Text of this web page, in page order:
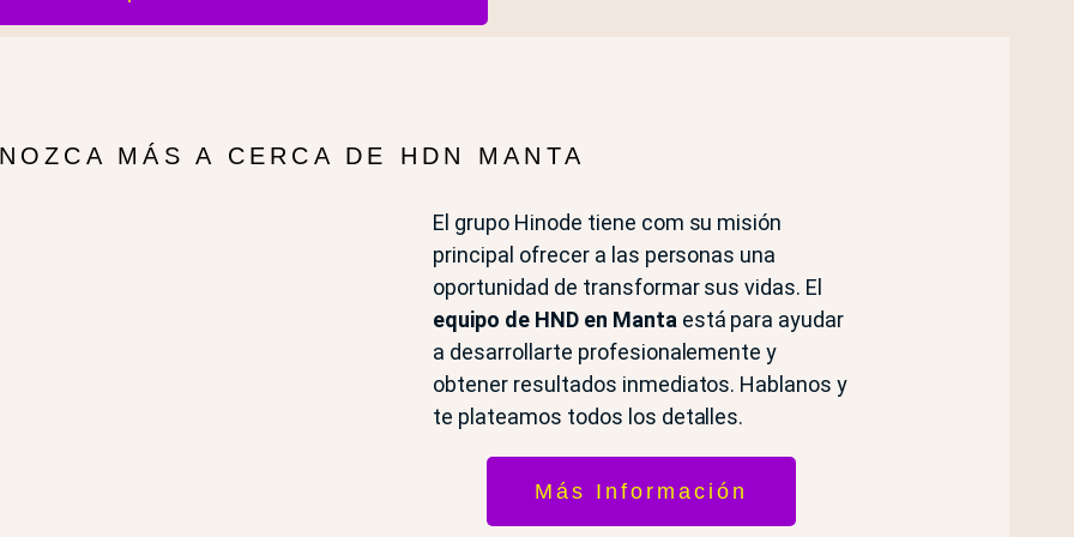
MÁS A CERCA DE HDN MANTA
El grupo Hinode tiene com su misión
principal ofrecer a las personas una
oportunidad de transformar sus vidas. El
equipo de HND en Manta está para ayudar
a desarrollarte profesionalemente y
obtener resultados inmediatos. Hablanos y
te plateamos todos los detalles.
Más Información